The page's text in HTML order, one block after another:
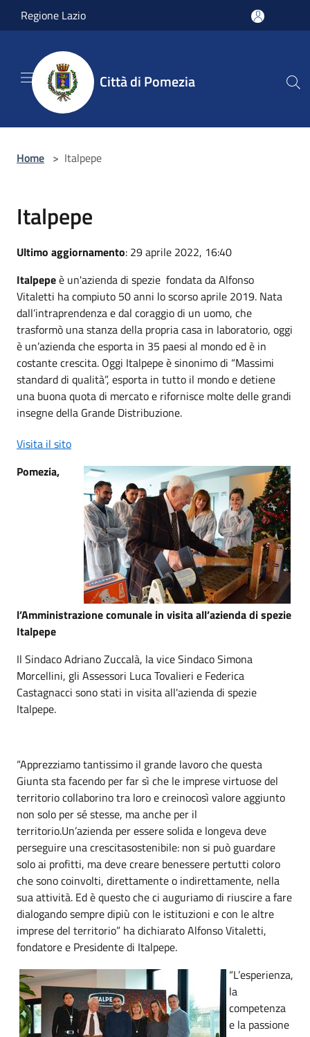
Salta al contenuto principale
Regione Lazio
Città di Pomezia
Home > Italpepe
Italpepe
Ultimo aggiornamento: 29 aprile 2022, 16:40
Italpepeè un'azienda di spezie fondata da Alfonso
Vitaletti ha compiuto 50 anni lo scorso aprile 2019. Nata
dall’intraprendenza e dal coraggio di un uomo, che
trasformò una stanza della propria casa in laboratorio, oggi
è un’azienda che esporta in 35 paesi al mondo ed è in
costante crescita. Oggi Italpepe è sinonimo di “Massimi
standard di qualità”, esporta in tutto il mondo e detiene
una buona quota di mercato e rifornisce molte delle grandi
insegne della Grande Distribuzione.
Visita il sito
Pomezia,
l’Amministrazione comunale in visita all’azienda di spezie
Italpepe
Il Sindaco Adriano Zuccalà, la vice Sindaco Simona
Morcellini, gli Assessori Luca Tovalieri e Federica
Castagnacci sono stati in visita all'azienda di spezie
Italpepe.
“Apprezziamo tantissimo il grande lavoro che questa
Giunta sta facendo per far sì che le imprese virtuose del
territorio collaborino tra loro e creinocosì valore aggiunto
non solo per sé stesse, ma anche per il
territorio.Un’azienda per essere solida e longeva deve
perseguire una crescitasostenibile: non si può guardare
solo ai profitti, ma deve creare benessere pertutti coloro
che sono coinvolti, direttamente o indirettamente, nella
sua attività. Ed è questo che ci auguriamo di riuscire a fare
dialogando sempre dipiù con le istituzioni e con le altre
imprese del territorio” ha dichiarato Alfonso Vitaletti,
fondatore e Presidente di Italpepe.
“L’esperienza,
la
competenza
e la passione